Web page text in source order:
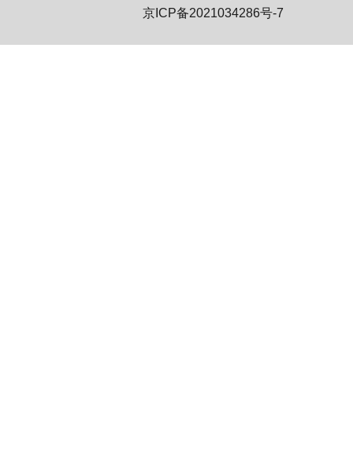
京ICP备2021034286号-7